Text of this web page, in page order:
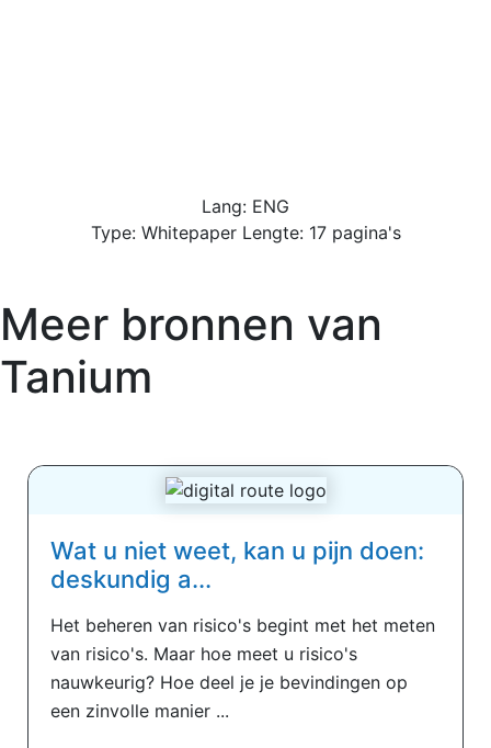
Lang: ENG
Type: Whitepaper Lengte: 17 pagina's
Meer bronnen van
Tanium
Wat u niet weet, kan u pijn doen:
deskundig a...
Het beheren van risico's begint met het meten
van risico's. Maar hoe meet u risico's
nauwkeurig? Hoe deel je je bevindingen op
een zinvolle manier ...